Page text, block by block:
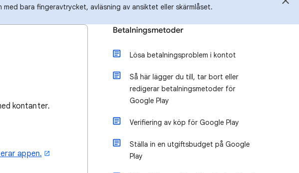
med bara fingeravtrycket, avläsning av ansiktet eller skärmlåset.
kontanter.
appen.
Betalningsmetoder
Lösa betalningsproblem i kontot
Så här lägger du till, tar bort eller
redigerar betalningsmetoder för
Google Play
Verifiering av köp för Google Play
Ställa in en utgiftsbudget på Google
Play